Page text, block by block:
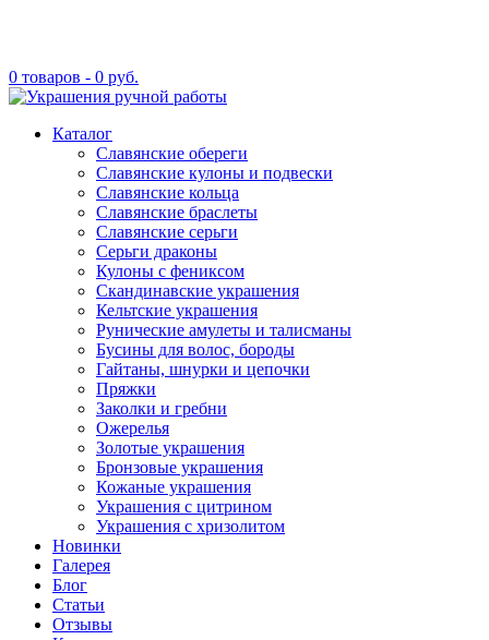
0 товаров - 0 руб.
Каталог
Славянские обереги
Славянские кулоны и подвески
Славянские кольца
Славянские браслеты
Славянские серьги
Серьги драконы
Кулоны с фениксом
Скандинавские украшения
Кельтские украшения
Рунические амулеты и талисманы
Бусины для волос, бороды
Гайтаны, шнурки и цепочки
Пряжки
Заколки и гребни
Ожерелья
Золотые украшения
Бронзовые украшения
Кожаные украшения
Украшения с цитрином
Украшения с хризолитом
Новинки
Галерея
Блог
Статьи
Отзывы